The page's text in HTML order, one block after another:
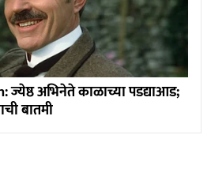
अभिनेते काळाच्या पडद्याआड;
बातमी